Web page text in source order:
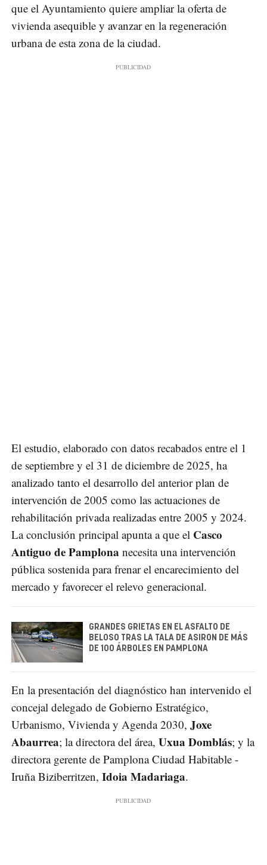
que el Ayuntamiento quiere ampliar la oferta de
vivienda asequible y avanzar en la regeneración
urbana de esta zona de la ciudad.
El estudio, elaborado con datos recabados entre el 1
de septiembre y el 31 de diciembre de 2025, ha
analizado tanto el desarrollo del anterior plan de
intervención de 2005 como las actuaciones de
rehabilitación privada realizadas entre 2005 y 2024.
La conclusión principal apunta a que el Casco
Antiguo de Pamplona necesita una intervención
pública sostenida para frenar el encarecimiento del
mercado y favorecer el relevo generacional.
GRANDES GRIETAS EN EL ASFALTO DE
BELOSO TRAS LA TALA DE ASIRON DE MÁS
DE 100 ÁRBOLES EN PAMPLONA
En la presentación del diagnóstico han intervenido el
concejal delegado de Gobierno Estratégico,
Urbanismo, Vivienda y Agenda 2030, Joxe
Abaurrea; la directora del área, Uxua Domblás; y la
directora gerente de Pamplona Ciudad Habitable -
Iruña Biziberritzen, Idoia Madariaga.